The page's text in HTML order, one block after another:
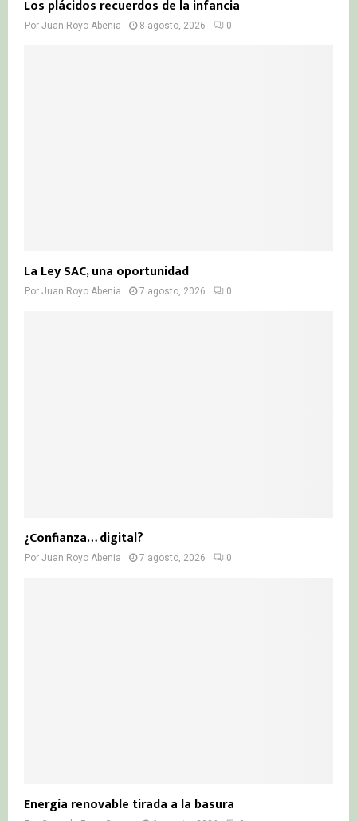
Los plácidos recuerdos de la infancia
Por Juan Royo Abenia 8 agosto, 2026 0
La Ley SAC, una oportunidad
Por Juan Royo Abenia 7 agosto, 2026 0
¿Confianza… digital?
Por Juan Royo Abenia 7 agosto, 2026 0
Energía renovable tirada a la basura